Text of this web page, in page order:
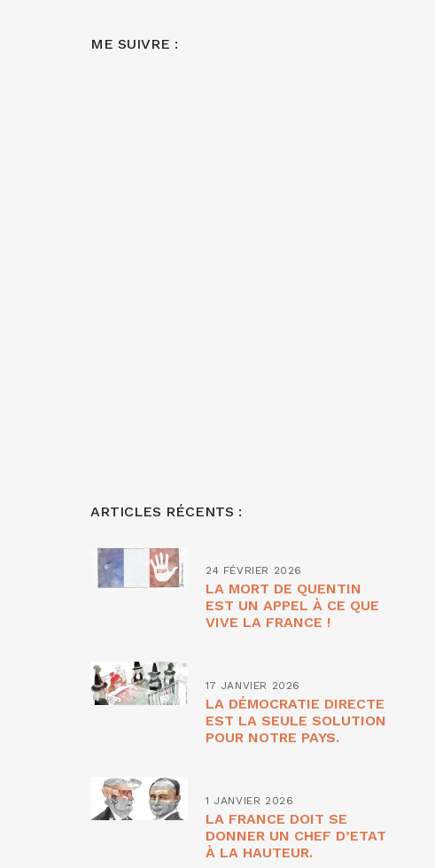
ME SUIVRE :
ARTICLES RÉCENTS :
24 FÉVRIER 2026
LA MORT DE QUENTIN
EST UN APPEL À CE QUE
VIVE LA FRANCE !
17 JANVIER 2026
LA DÉMOCRATIE DIRECTE
EST LA SEULE SOLUTION
POUR NOTRE PAYS.
1 JANVIER 2026
LA FRANCE DOIT SE
DONNER UN CHEF D’ETAT
À LA HAUTEUR.